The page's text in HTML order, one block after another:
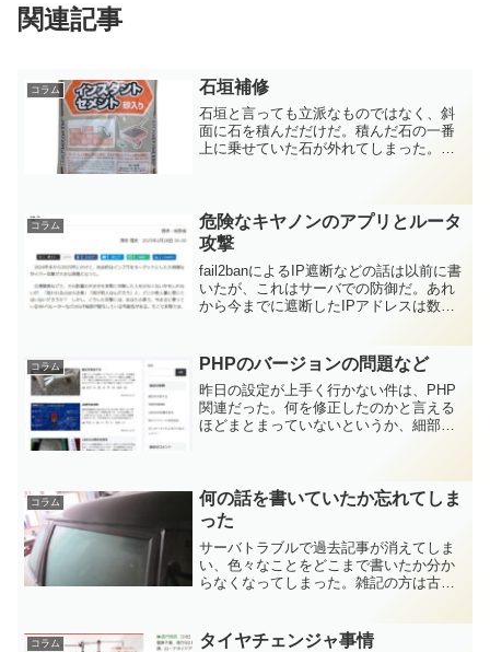
関連記事
コラム 石垣補修
石垣と言っても立派なものではなく、斜
面に石を積んだだけだ。積んだ石の一番
上に乗せていた石が外れてしまった。後
も同じように外れた石があって、その石
は補修後は外れていな...
コラム
危険なキヤノンのアプリとルータ
攻撃
fail2banによるIP遮断などの話は以前に書
いたが、これはサーバでの防御だ。あれ
から今までに遮断したIPアドレスは数万
レスから攻撃を仕掛けてくる。そしてそ
んな攻...
コラム PHPのバージョンの問題など
昨日の設定が上手く行かない件は、PHP
関連だった。何を修正したのかと言える
ほどまとまっていないというか、細部を
なくて、php-fpmのリスタートなどコント
ロールが上手く...
コラム
何の話を書いていたか忘れてしま
った
サーバトラブルで過去記事が消えてしま
い、色々なことをどこまで書いたか分か
らなくなってしまった。雑記の方は古い
囲いを付ける件は、△の部分を塞ぐ金具
コラム タイヤチェンジャ事情